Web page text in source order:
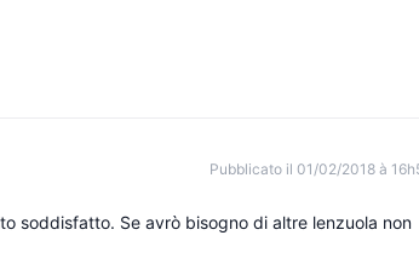
Pubblicato il 01/02/2018 à
soddisfatto. Se avrò bisogno di altre lenzuola non